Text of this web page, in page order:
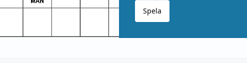
Spela